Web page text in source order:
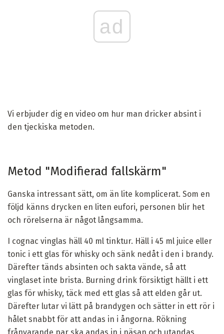
ad
Vi erbjuder dig en video om hur man dricker absint i
den tjeckiska metoden.
Metod "Modifierad fallskärm"
Ganska intressant sätt, om än lite komplicerat. Som en
följd känns drycken en liten eufori, personen blir het
och rörelserna är något långsamma.
I cognac vinglas häll 40 ml tinktur. Häll i 45 ml juice eller
tonic i ett glas för whisky och sänk nedåt i den i brandy.
Därefter tänds absinten och sakta vände, så att
vinglaset inte brista. Burning drink försiktigt hällt i ett
glas för whisky, täck med ett glas så att elden går ut.
Därefter lutar vi lätt på brandygen och sätter in ett rör i
hålet snabbt för att andas in i ångorna. Rökning